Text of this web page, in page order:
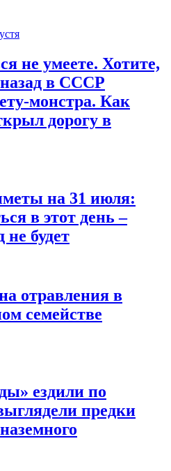
не умеете. Хотите,
в СССР
монстра. Как
дорогу в
на 31 июля:
в этот день –
не будет
отравления в
семействе
ездили по
предки